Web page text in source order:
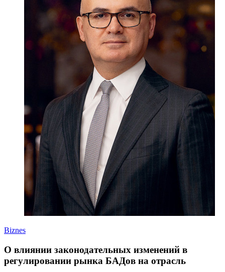
Biznes
О влиянии законодательных изменений в
регулировании рынка БАДов на отрасль